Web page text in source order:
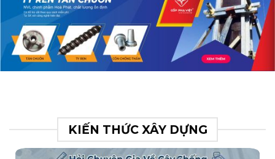
KIẾN THỨC XÂY DỰNG